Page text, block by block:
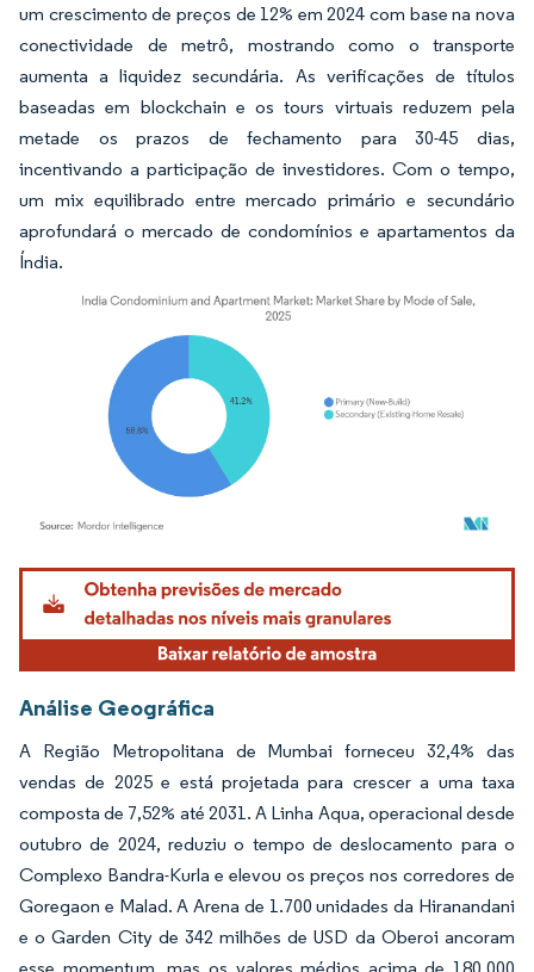
um crescimento de preços de 12% em 2024 com base na nova
conectividade de metrô, mostrando como o transporte
aumenta a liquidez secundária. As verificações de títulos
baseadas em blockchain e os tours virtuais reduzem pela
metade os prazos de fechamento para 30-45 dias,
incentivando a participação de investidores. Com o tempo,
um mix equilibrado entre mercado primário e secundário
aprofundará o mercado de condomínios e apartamentos da
Índia.
Imagem © Mordor Intelligence. O reuso requer atribuição conforme CC BY 4.0.
Análise Geográfica
A Região Metropolitana de Mumbai forneceu 32,4% das
vendas de 2025 e está projetada para crescer a uma taxa
composta de 7,52% até 2031. A Linha Aqua, operacional desde
outubro de 2024, reduziu o tempo de deslocamento para o
Complexo Bandra-Kurla e elevou os preços nos corredores de
Goregaon e Malad. A Arena de 1.700 unidades da Hiranandani
e o Garden City de 342 milhões de USD da Oberoi ancoram